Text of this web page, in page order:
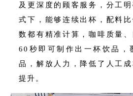
及更深度的顾客服务，分工
式下，能够连续出杯，配料
数都有精准计算，咖啡质量
60秒即可制作出一杯饮品，
品，解放人力，降低了人工
提升。